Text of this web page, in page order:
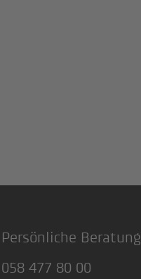
Persönliche Beratung
058 477 80 00